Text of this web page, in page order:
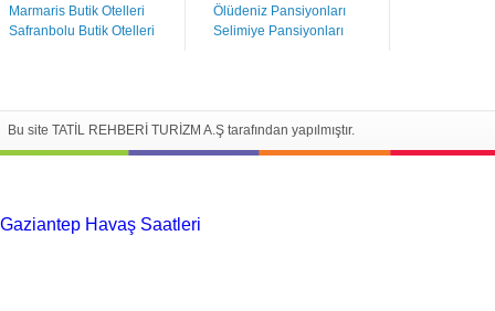
Marmaris Butik Otelleri
Safranbolu Butik Otelleri
Ölüdeniz Pansiyonları
Selimiye Pansiyonları
Bu site TATİL REHBERİ TURİZM A.Ş tarafından yapılmıştır.
Gaziantep Havaş Saatleri